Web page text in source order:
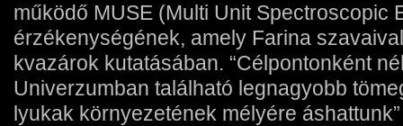
működő MUSE (Multi Unit Spectroscopic
érzékenységének, amely Farina
kvazárok kutatásában. “Célpontonként
Univerzumban található legnagyobb
lyukak környezetének mélyére